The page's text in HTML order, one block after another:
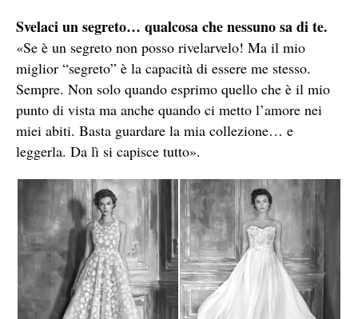
Svelaci un segreto… qualcosa che nessuno sa di te.
«Se è un segreto non posso rivelarvelo! Ma il mio
miglior “segreto” è la capacità di essere me stesso.
Sempre. Non solo quando esprimo quello che è il mio
punto di vista ma anche quando ci metto l’amore nei
miei abiti. Basta guardare la mia collezione… e
leggerla. Da lì si capisce tutto».